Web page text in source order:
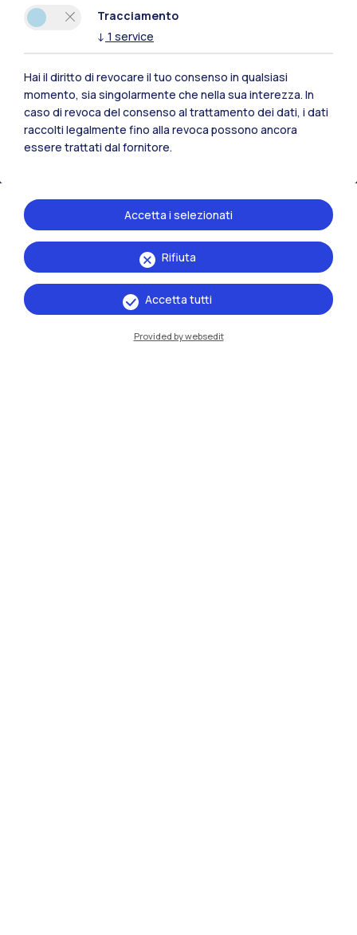
Polimi Community
Tutti i siti dell’ecosistema
Tracciamento
↓ 1 service
Hai il diritto di revocare il tuo consenso in qualsiasi
momento, sia singolarmente che nella sua interezza. In
caso di revoca del consenso al trattamento dei dati, i dati
raccolti legalmente fino alla revoca possono ancora
essere trattati dal fornitore.
Rifiuta
Accetta i selezionati
Accetta tutti
Provided by websedit